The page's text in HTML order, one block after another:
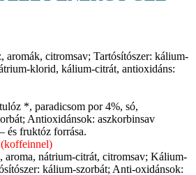
citromsav; Tartósítószer: kálium-
klorid, kálium-citrát, antioxidáns:
*, paradicsom por 4%, só,
Antioxidánsok: aszkorbinsav
és fruktóz forrása.
nátrium-citrát, citromsav; Kálium-
kálium-szorbát; Anti-oxidánsok: